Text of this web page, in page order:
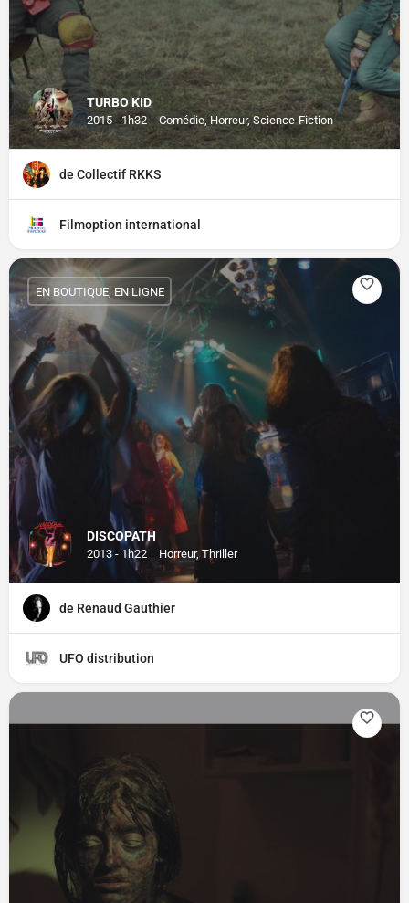
TURBO KID
2015 - 1h32 Comédie, Horreur, Science-Fiction
de Collectif RKKS
Filmoption international
DISCOPATH
2013 - 1h22 Horreur, Thriller
EN BOUTIQUE, EN LIGNE
de Renaud Gauthier
UFO distribution